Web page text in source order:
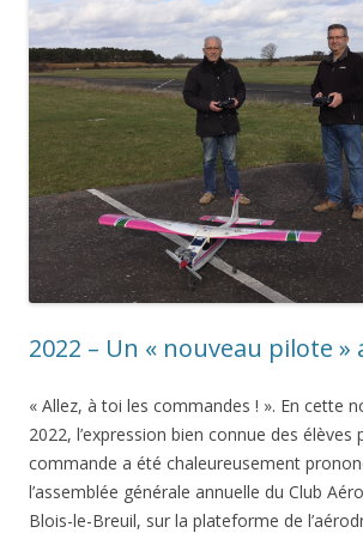
2022 – Un « nouveau pilote »
« Allez, à toi les commandes ! ». En cette
2022, l’expression bien connue des élèves
commande a été chaleureusement
l’assemblée générale annuelle du Club
Blois-le-Breuil, sur la plateforme de